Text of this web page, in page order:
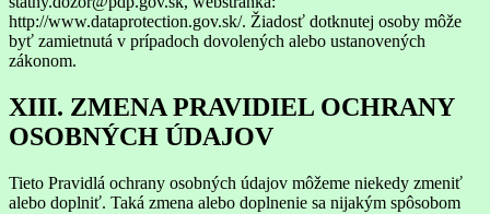
http://www.dataprotection.gov.sk/. Žiadosť dotknutej osoby môže
byť zamietnutá v prípadoch dovolených alebo ustanovených
zákonom.
XIII. ZMENA PRAVIDIEL OCHRANY
OSOBNÝCH ÚDAJOV
Tieto Pravidlá ochrany osobných údajov môžeme niekedy zmeniť
alebo doplniť. Taká zmena alebo doplnenie sa nijakým spôsobom